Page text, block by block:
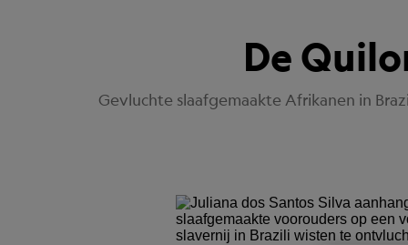
De
Gevluchte slaafgemaakte Afrikanen in